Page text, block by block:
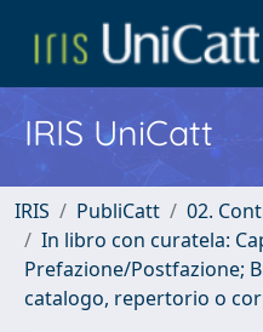
IRIS UniCatt
IRIS PubliCatt
02.
In libro con curatela:
Prefazione/Postfazione;
catalogo, repertorio o